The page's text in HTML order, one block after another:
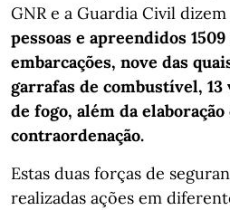
GNR e a Guardia Civil
pessoas e apreendidos
embarcações, nove das
garrafas de combustível,
de fogo, além da elaboração
contraordenação.
Estas duas forças de
realizadas ações em